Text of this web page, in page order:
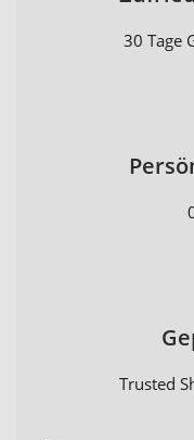
30 Tage
Trusted